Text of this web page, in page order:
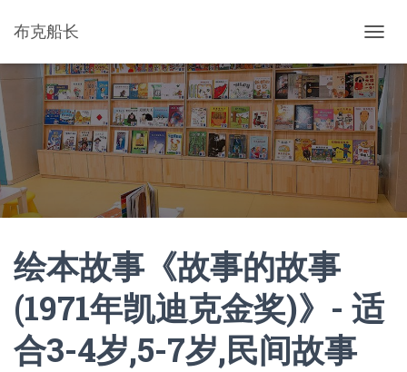
布克船长
换
导
航
绘本故事《故事的故事
(1971年凯迪克金奖)》- 适
合3-4岁,5-7岁,民间故事